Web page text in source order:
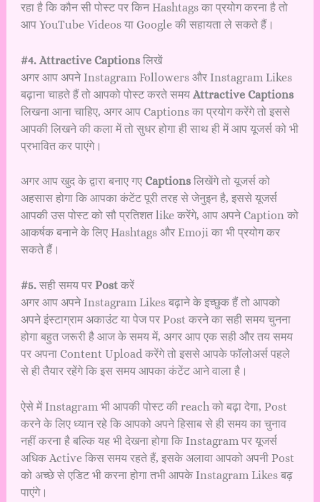
रहा है कि कौन सी पोस्ट पर किन Hashtags का प्रयोग करना है तो
आप YouTube Videos या Google की सहायता ले सकते हैं।
#4. Attractive Captions लिखें
अगर आप अपने Instagram Followers और Instagram Likes
बढ़ाना चाहते हैं तो आपको पोस्ट करते समय Attractive Captions
लिखना आना चाहिए, अगर आप Captions का प्रयोग करेंगे तो इससे
आपकी लिखने की कला में तो सुधर होगा ही साथ ही में आप यूजर्स को भी
प्रभावित कर पाएंगे।
अगर आप खुद के द्वारा बनाए गए Captionsलिखेंगे तो यूजर्स को
अहसास होगा कि आपका कंटेंट पूरी तरह से जेनुइन है, इससे यूजर्स
आपकी उस पोस्ट को सौ प्रतिशत like करेंगे, आप अपने Caption को
आकर्षक बनाने के लिए Hashtags और Emoji का भी प्रयोग कर
सकते हैं।
#5. सही समय पर Post करें
अगर आप अपने Instagram Likes बढ़ाने के इच्छुक हैं तो आपको
अपने इंस्टाग्राम अकाउंट या पेज पर Post करने का सही समय चुनना
होगा बहुत जरूरी है आज के समय में, अगर आप एक सही और तय समय
पर अपना Content Upload करेंगे तो इससे आपके फॉलोअर्स पहले
से ही तैयार रहेंगे कि इस समय आपका कंटेंट आने वाला है।
ऐसे में Instagram भी आपकी पोस्ट की reach को बढ़ा देगा, Post
करने के लिए ध्यान रहे कि आपको अपने हिसाब से ही समय का चुनाव
नहीं करना है बल्कि यह भी देखना होगा कि Instagram पर यूजर्स
अधिक Active किस समय रहते हैं, इसके अलावा आपको अपनी Post
को अच्छे से एडिट भी करना होगा तभी आपके Instagram Likes बढ़
पाएंगे।